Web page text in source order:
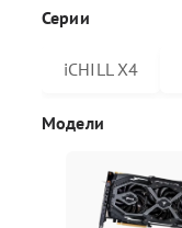
Серии
iCHILL X4
Модели